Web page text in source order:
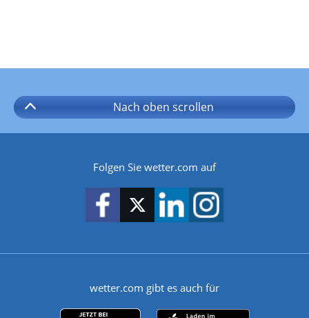
Nach oben scrollen
Folgen Sie wetter.com auf
wetter.com gibt es auch für